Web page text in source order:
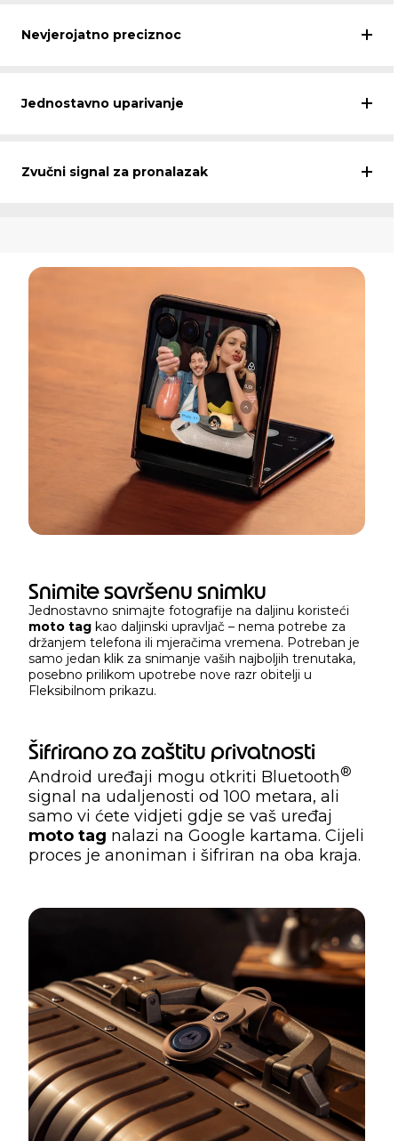
Nevjerojatno preciznoc
Jednostavno uparivanje
Zvučni signal za pronalazak
Snimite savršenu snimku
Jednostavno snimajte fotografije na daljinu koristeći
moto tag kao daljinski upravljač – nema potrebe za
držanjem telefona ili mjeračima vremena. Potreban je
samo jedan klik za snimanje vaših najboljih trenutaka,
posebno prilikom upotrebe nove razr obitelji u
Fleksibilnom prikazu.
Šifrirano za zaštitu privatnosti
Android uređaji mogu otkriti Bluetooth®
signal na udaljenosti od 100 metara, ali
samo vi ćete vidjeti gdje se vaš uređaj
moto tag nalazi na Google kartama. Cijeli
proces je anoniman i šifriran na oba kraja.